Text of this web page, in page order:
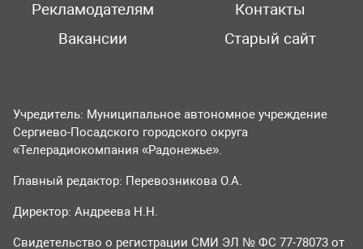
Рекламодателям
Контакты
Вакансии
Старый сайт
Учредитель: Муниципальное автономное учреждение
Сергиево-Посадского городского округа
«Телерадиокомпания «Радонежье».
Главный редактор: Перевозникова О.А.
Директор: Андреева Н.Н.
Свидетельство о регистрации СМИ ЭЛ № ФС 77-78073 от